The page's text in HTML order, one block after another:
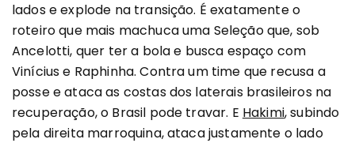
lados e explode na transição. É exatamente o
roteiro que mais machuca uma Seleção que, sob
Ancelotti, quer ter a bola e busca espaço com
Vinícius e Raphinha. Contra um time que recusa a
posse e ataca as costas dos laterais brasileiros na
recuperação, o Brasil pode travar. E Hakimi, subindo
pela direita marroquina, ataca justamente o lado